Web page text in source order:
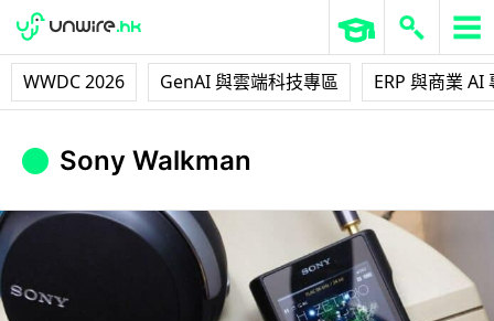
WWDC 2026 GenAI 與雲端科技專區 ERP 與商業 AI
Sony Walkman